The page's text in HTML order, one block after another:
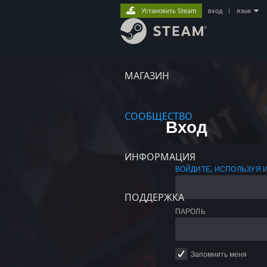
МАГАЗИН
СООБЩЕСТВО
ИНФОРМАЦИЯ
ПОДДЕРЖКА
Установить Steam вход язык
Вход
ВОЙДИТЕ, ИСПОЛЬЗУЯ
ПАРОЛЬ
Запомнить меня